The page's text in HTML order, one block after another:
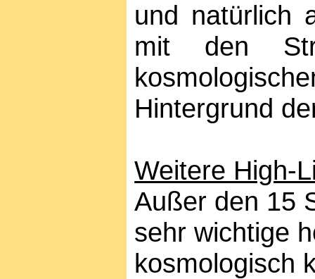
und natürlich
mit den
Hintergrund
Weitere High-
Außer den 15
sehr wichtige
kosmologisch